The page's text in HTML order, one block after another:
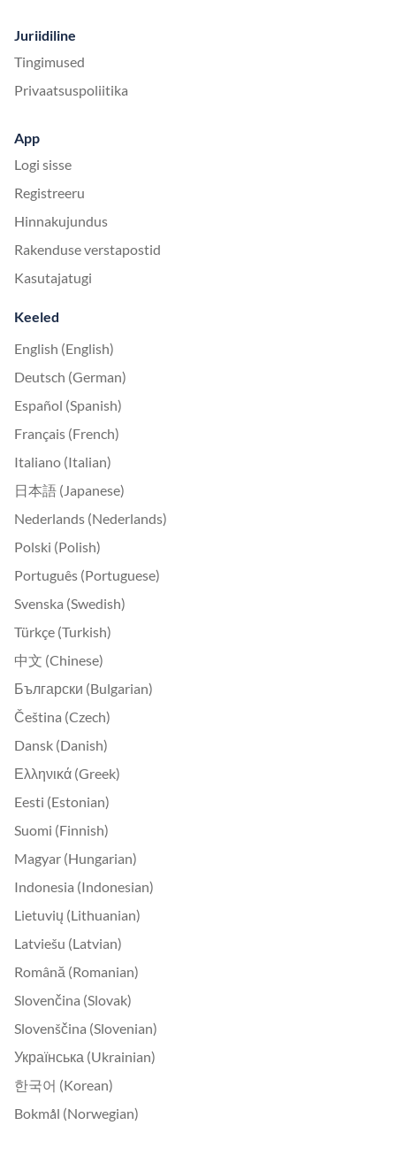
Juriidiline
Tingimused
Privaatsuspoliitika
App
Logi sisse
Registreeru
Hinnakujundus
Rakenduse verstapostid
Kasutajatugi
Keeled
English (English)
Deutsch (German)
Español (Spanish)
Français (French)
Italiano (Italian)
日本語 (Japanese)
Nederlands (Nederlands)
Polski (Polish)
Português (Portuguese)
Svenska (Swedish)
Türkçe (Turkish)
中文 (Chinese)
Български (Bulgarian)
Čeština (Czech)
Dansk (Danish)
Ελληνικά (Greek)
Eesti (Estonian)
Suomi (Finnish)
Magyar (Hungarian)
Indonesia (Indonesian)
Lietuvių (Lithuanian)
Latviešu (Latvian)
Română (Romanian)
Slovenčina (Slovak)
Slovenščina (Slovenian)
Українська (Ukrainian)
한국어 (Korean)
Bokmål (Norwegian)